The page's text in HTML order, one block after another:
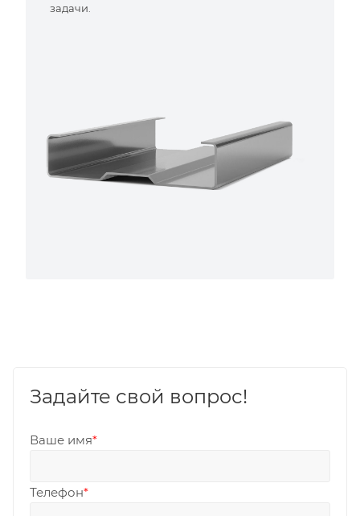
задачи.
Задайте свой вопрос!
Ваше имя*
Телефон*